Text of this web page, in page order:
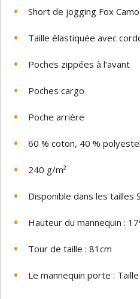
Short de jogging Fox
Taille élastiquée avec
Poches zippées à l’avant
Poches cargo
Poche arrière
60 % coton, 40 %
240 g/m²
Disponible dans les tailles
Hauteur du mannequin :
Tour de taille : 81cm
Le mannequin porte :